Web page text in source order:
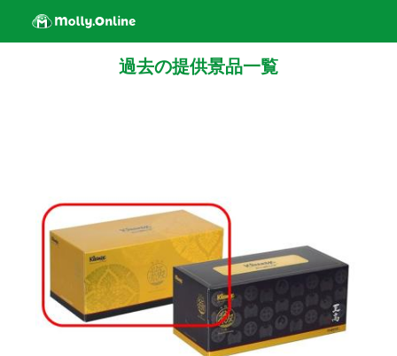
過去の提供景品一覧